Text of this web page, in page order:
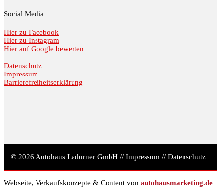
Social Media
Hier zu Facebook
Hier zu Instagram
Hier auf Google bewerten
Datenschutz
Impressum
Barrierefreiheitserklärung
© 2026 Autohaus Ladurner GmbH // Impressum // Datenschutz
Webseite, Verkaufskonzepte & Content von autohausmarketing.de